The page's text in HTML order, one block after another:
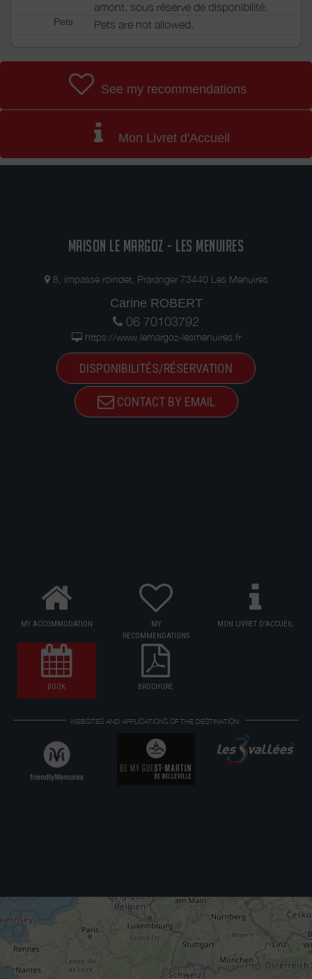
amont, sous réserve de disponibilité.
Pets Pets are not allowed.
See my recommendations
Mon Livret d'Accueil
MAISON LE MARGOZ - LES MENUIRES
8, impasse roindet, Praranger 73440 Les Menuires
Carine ROBERT
06 70103792
https://www.lemargoz-lesmenuires.fr
DISPONIBILITÉS/RÉSERVATION
CONTACT BY EMAIL
MY ACCOMMODATION
MY
RECOMMENDATIONS
MON LIVRET D'ACCUEIL
BOOK BROCHURE
WEBSITES AND APPLICATIONS OF THE DESTINATION: